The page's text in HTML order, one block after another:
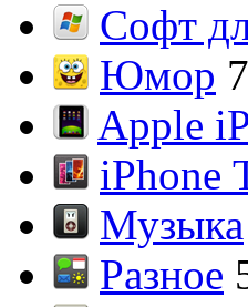
Софт
Юмор
Apple
iPhone
Музыка
Разное